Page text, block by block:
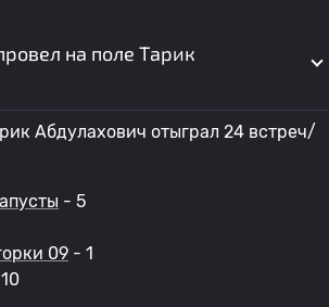
на поле Тарик
Абдулахович отыграл 24 встреч/
- 5
09 - 1